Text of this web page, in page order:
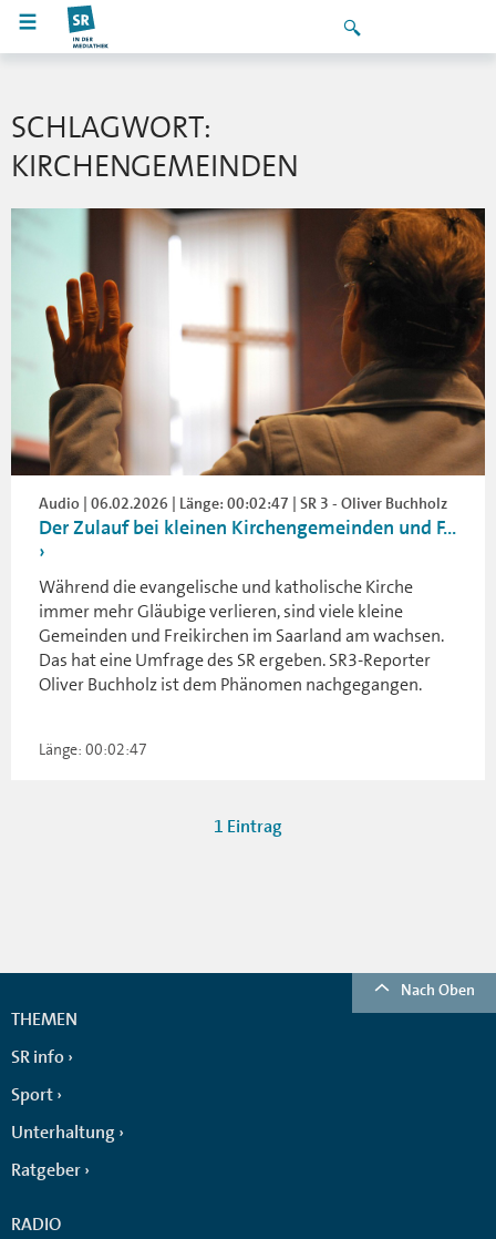
SCHLAGWORT:
KIRCHENGEMEINDEN
Audio | 06.02.2026 | Länge: 00:02:47 | SR 3 - Oliver Buchholz
Der Zulauf bei kleinen Kirchengemeinden und F...
Während die evangelische und katholische Kirche
immer mehr Gläubige verlieren, sind viele kleine
Gemeinden und Freikirchen im Saarland am wachsen.
Das hat eine Umfrage des SR ergeben. SR3-Reporter
Oliver Buchholz ist dem Phänomen nachgegangen.
Länge: 00:02:47
1 Eintrag
Nach Oben
THEMEN
SR info
Sport
Unterhaltung
Ratgeber
RADIO